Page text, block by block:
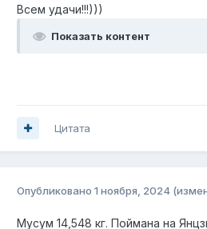
Всем удачи!!!)))
Показать контент
Цитата
Опубликовано 1 ноября, 2024
Мусум 14,548 кг. Поймана на